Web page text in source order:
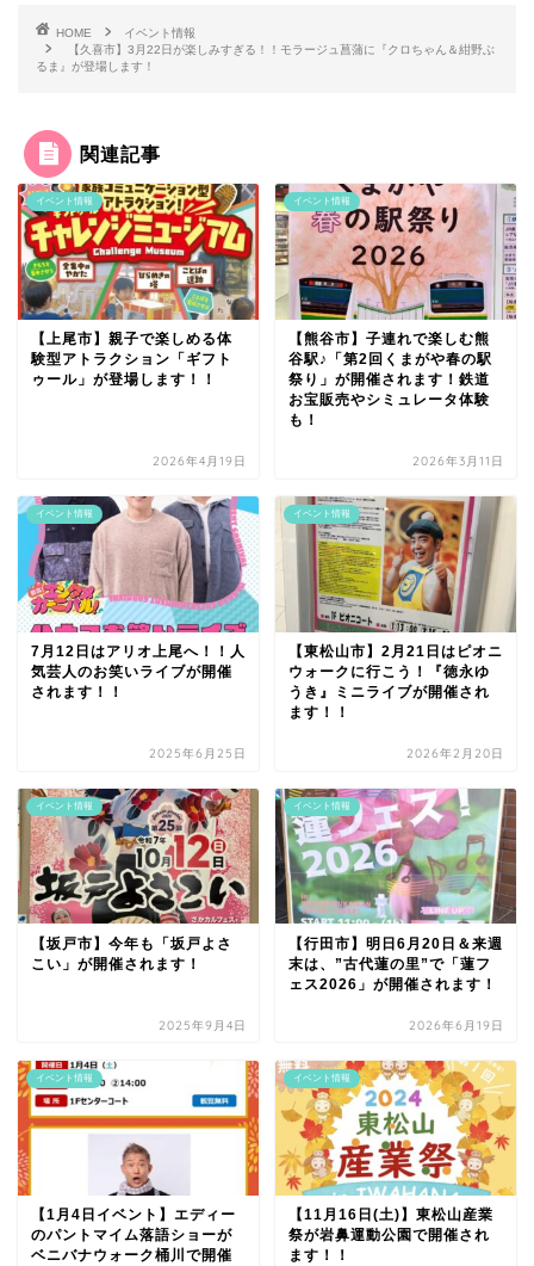
HOME
イベント情報
【久喜市】3月22日が楽しみすぎる！！モラージュ菖蒲に『クロちゃん＆紺野ぶ
るま』が登場します！
関連記事
イベント情報
【上尾市】親子で楽しめる体
験型アトラクション「ギフト
ゥール」が登場します！！
2026年4月19日
イベント情報
【熊谷市】子連れで楽しむ熊
谷駅♪「第2回くまがや春の駅
祭り」が開催されます！鉄道
お宝販売やシミュレータ体験
も！
2026年3月11日
イベント情報
7月12日はアリオ上尾へ！！人
気芸人のお笑いライブが開催
されます！！
2025年6月25日
イベント情報
【東松山市】2月21日はピオニ
ウォークに行こう！『徳永ゆ
うき』ミニライブが開催され
ます！！
2026年2月20日
イベント情報
【坂戸市】今年も「坂戸よさ
こい」が開催されます！
2025年9月4日
イベント情報
【行田市】明日6月20日＆来週
末は、”古代蓮の里”で「蓮フ
ェス2026」が開催されます！
2026年6月19日
イベント情報
【1月4日イベント】エディー
のパントマイム落語ショーが
ベニバナウォーク桶川で開催
イベント情報
【11月16日(土)】東松山産業
祭が岩鼻運動公園で開催され
ます！！